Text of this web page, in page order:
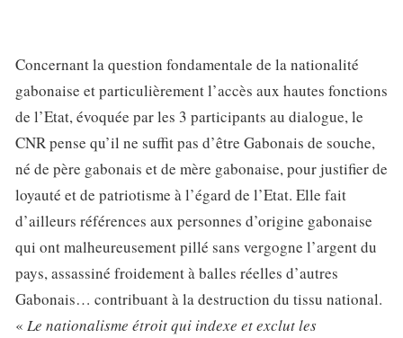
Concernant la question fondamentale de la nationalité
gabonaise et particulièrement l’accès aux hautes fonctions
de l’Etat, évoquée par les 3 participants au dialogue, le
CNR pense qu’il ne suffit pas d’être Gabonais de souche,
né de père gabonais et de mère gabonaise, pour justifier de
loyauté et de patriotisme à l’égard de l’Etat. Elle fait
d’ailleurs références aux personnes d’origine gabonaise
qui ont malheureusement pillé sans vergogne l’argent du
pays, assassiné froidement à balles réelles d’autres
Gabonais… contribuant à la destruction du tissu national.
« Le nationalisme étroit qui indexe et exclut les